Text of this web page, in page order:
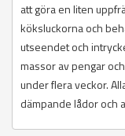
att göra en liten
köksluckorna och
utseendet och
massor av pengar
under flera veckor.
dämpande lådor och